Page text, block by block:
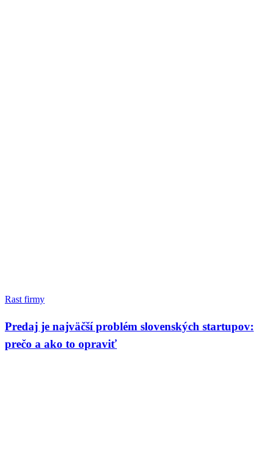
Rast firmy
Predaj je najväčší problém slovenských startupov:
prečo a ako to opraviť